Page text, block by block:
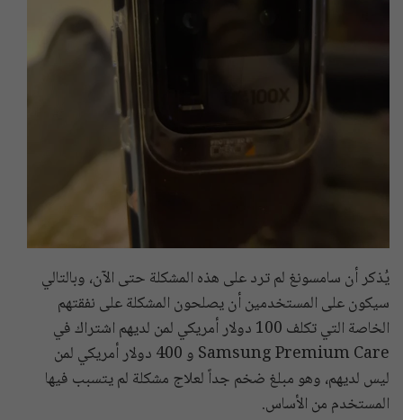
يُذكر أن سامسونغ لم ترد على هذه المشكلة حتى الآن، وبالتالي
سيكون على المستخدمين أن يصلحون المشكلة على نفقتهم
الخاصة التي تكلف 100 دولار أمريكي لمن لديهم اشتراك في
Samsung Premium Care و 400 دولار أمريكي لمن
ليس لديهم، وهو مبلغ ضخم جداً لعلاج مشكلة لم يتسبب فيها
المستخدم من الأساس.